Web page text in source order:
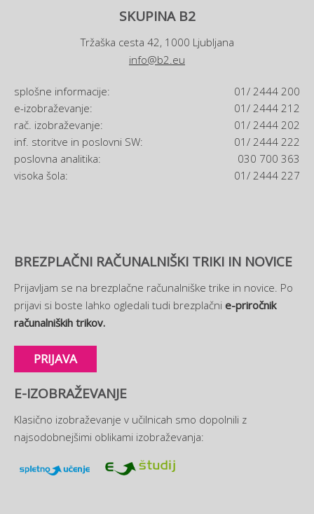
SKUPINA B2
Tržaška cesta 42, 1000 Ljubljana
info@b2.eu
splošne informacije:
01/ 2444 200
e-izobraževanje:
01/ 2444 212
rač. izobraževanje:
01/ 2444 202
inf. storitve in poslovni SW:
01/ 2444 222
poslovna analitika:
030 700 363
visoka šola:
01/ 2444 227
BREZPLAČNI RAČUNALNIŠKI TRIKI IN NOVICE
Prijavljam se na brezplačne računalniške trike in novice. Po
prijavi si boste lahko ogledali tudi brezplačni e-priročnik
računalniških trikov.
PRIJAVA
E-IZOBRAŽEVANJE
Klasično izobraževanje v učilnicah smo dopolnili z
najsodobnejšimi oblikami izobraževanja: